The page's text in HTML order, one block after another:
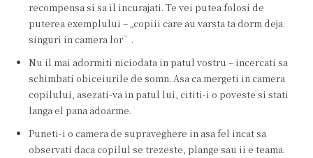
recompensa si sa il incurajati. Te vei putea folosi de
puterea exemplului – „copiii care au varsta ta dorm deja
singuri in camera lor”.
Nu il mai adormiti niciodata in patul vostru – incercati sa
schimbati obiceiurile de somn. Asa ca mergeti in camera
copilului, asezati-va in patul lui, cititi-i o poveste si stati
langa el pana adoarme.
Puneti-i o camera de supraveghere in asa fel incat sa
observati daca copilul se trezeste, plange sau ii e teama.